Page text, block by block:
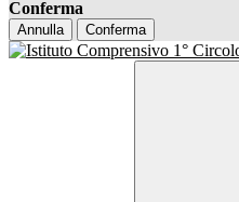
Conferma
Annulla Conferma